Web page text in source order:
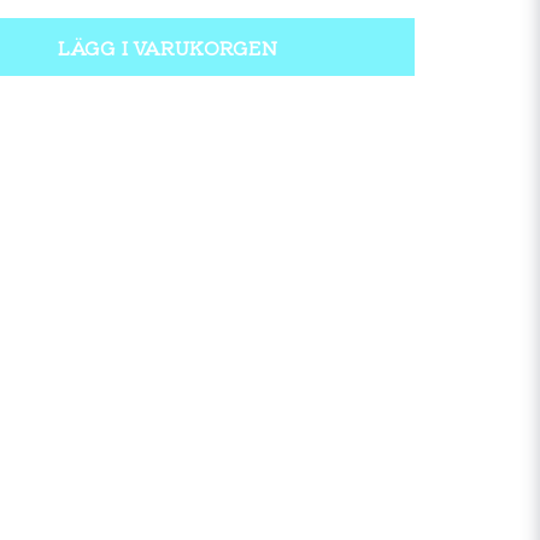
LÄGG I VARUKORGEN